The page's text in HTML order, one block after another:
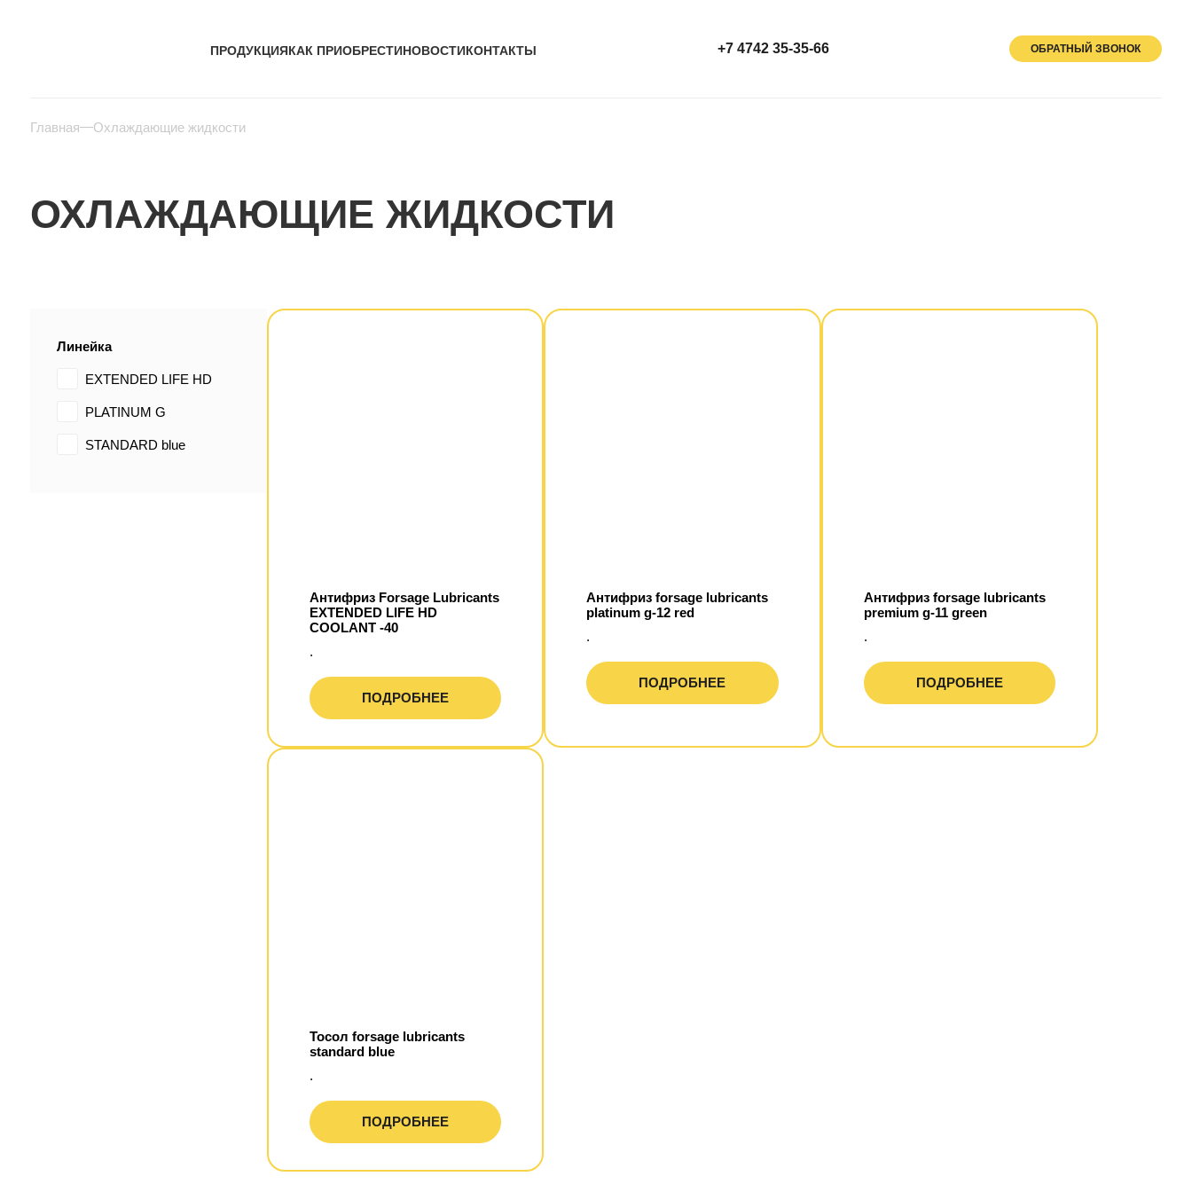
ПРОДУКЦИЯКАК ПРИОБРЕСТИНОВОСТИКОНТАКТЫ +7 4742 35-35-66 ОБРАТНЫЙ ЗВОНОК
Главная Охлаждающие жидкости
ОХЛАЖДАЮЩИЕ ЖИДКОСТИ
Линейка
EXTENDED LIFE HD
PLATINUM G
STANDARD blue
Антифриз Forsage Lubricants
EXTENDED LIFE HD
COOLANT -40
.
ПОДРОБНЕЕ
Антифриз forsage lubricants
platinum g-12 red
.
ПОДРОБНЕЕ
Антифриз forsage lubricants
premium g-11 green
.
ПОДРОБНЕЕ
Тосол forsage lubricants
standard blue
.
ПОДРОБНЕЕ